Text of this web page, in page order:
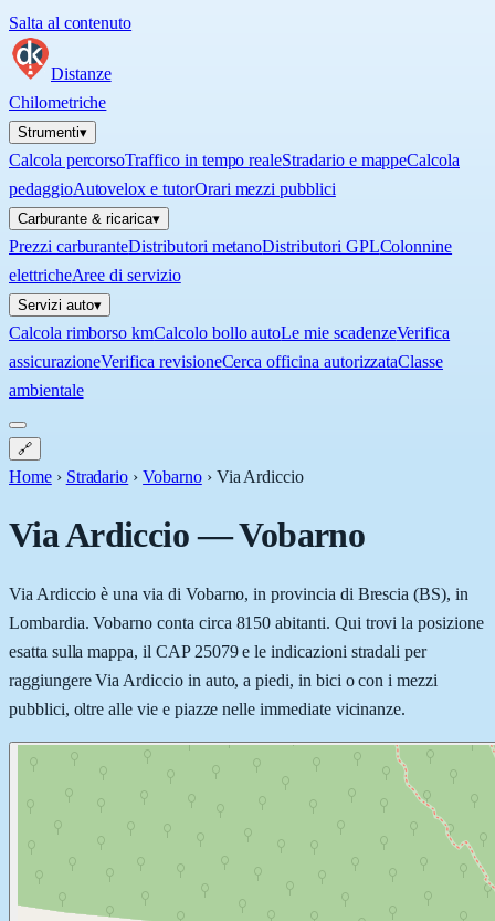
Salta al contenuto
Distanze
Chilometriche
Strumenti▾
Calcola percorsoTraffico in tempo realeStradario e mappeCalcola
pedaggioAutovelox e tutorOrari mezzi pubblici
Carburante & ricarica▾
Prezzi carburanteDistributori metanoDistributori GPLColonnine
elettricheAree di servizio
Servizi auto▾
Calcola rimborso kmCalcolo bollo autoLe mie scadenzeVerifica
assicurazioneVerifica revisioneCerca officina autorizzataClasse
ambientale
🔗
Home › Stradario › Vobarno › Via Ardiccio
Via Ardiccio—Vobarno
Via Ardiccio è una via di Vobarno, in provincia di Brescia (BS), in
Lombardia. Vobarno conta circa 8150 abitanti. Qui trovi la posizione
esatta sulla mappa, il CAP 25079 e le indicazioni stradali per
raggiungere Via Ardiccio in auto, a piedi, in bici o con i mezzi
pubblici, oltre alle vie e piazze nelle immediate vicinanze.